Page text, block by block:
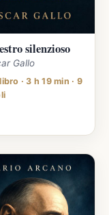
silenzioso
Gallo
· 3 h 19 min · 9